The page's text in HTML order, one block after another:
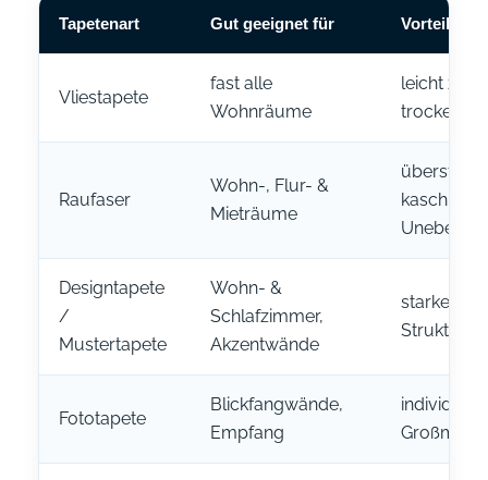
Tapetenart Gut geeignet für Vorteil
Vliestapete
fast alle
Wohnräume
leicht zu
trocken
Raufaser
Wohn-, Flur- &
Mieträume
kaschiert
Designtapete
/
Mustertapete
Wohn- &
Schlafzimmer,
Akzentwände
starke
Strukturen
Fototapete
Blickfangwände,
Empfang
Großmotiv